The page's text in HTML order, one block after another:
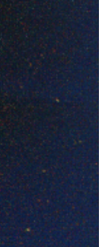
todos los días,
requiere
y contenido pensado
En esta guía te
una canción
plataformas
de promoción para
como artista
redes sociales de
sociales son una de las